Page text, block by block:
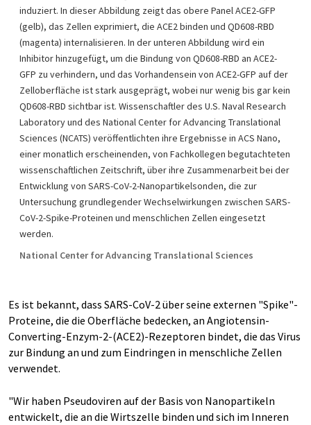
induziert. In dieser Abbildung zeigt das obere Panel ACE2-GFP
(gelb), das Zellen exprimiert, die ACE2 binden und QD608-RBD
(magenta) internalisieren. In der unteren Abbildung wird ein
Inhibitor hinzugefügt, um die Bindung von QD608-RBD an ACE2-
GFP zu verhindern, und das Vorhandensein von ACE2-GFP auf der
Zelloberfläche ist stark ausgeprägt, wobei nur wenig bis gar kein
QD608-RBD sichtbar ist. Wissenschaftler des U.S. Naval Research
Laboratory und des National Center for Advancing Translational
Sciences (NCATS) veröffentlichten ihre Ergebnisse in ACS Nano,
einer monatlich erscheinenden, von Fachkollegen begutachteten
wissenschaftlichen Zeitschrift, über ihre Zusammenarbeit bei der
Entwicklung von SARS-CoV-2-Nanopartikelsonden, die zur
Untersuchung grundlegender Wechselwirkungen zwischen SARS-
CoV-2-Spike-Proteinen und menschlichen Zellen eingesetzt
werden.
National Center for Advancing Translational Sciences
Es ist bekannt, dass SARS-CoV-2 über seine externen "Spike"-
Proteine, die die Oberfläche bedecken, an Angiotensin-
Converting-Enzym-2-(ACE2)-Rezeptoren bindet, die das Virus
zur Bindung an und zum Eindringen in menschliche Zellen
verwendet.
"Wir haben Pseudoviren auf der Basis von Nanopartikeln
entwickelt, die an die Wirtszelle binden und sich im Inneren